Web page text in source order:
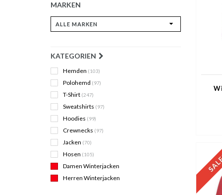
MARKEN
KATEGORIEN
Hemden (103)
Polohemd (97)
T-Shirt (247)
Sweatshirts (97)
Hoodies (99)
Crewnecks (97)
Jacken (70)
Hosen (105)
Damen Winterjacken
Herren Winterjacken